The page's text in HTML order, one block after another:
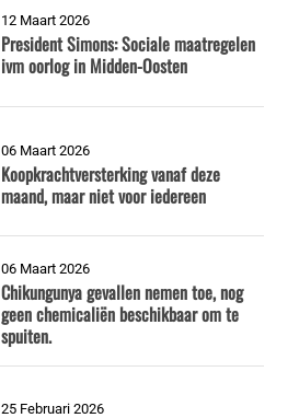
12 Maart 2026
President Simons: Sociale maatregelen
ivm oorlog in Midden-Oosten
06 Maart 2026
Koopkrachtversterking vanaf deze
maand, maar niet voor iedereen
06 Maart 2026
Chikungunya gevallen nemen toe, nog
geen chemicaliën beschikbaar om te
spuiten.
25 Februari 2026